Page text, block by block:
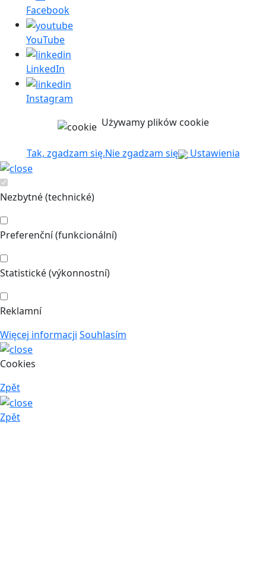
Facebook
YouTube
LinkedIn
Instagram
Używamy plików cookie
Tak, zgadzam się.Nie zgadzam się Ustawienia
Nezbytné (technické)
Preferenční (funkcionální)
Statistické (výkonnostní)
Reklamní
Więcej informacji Souhlasím
Cookies
Zpět
Zpět